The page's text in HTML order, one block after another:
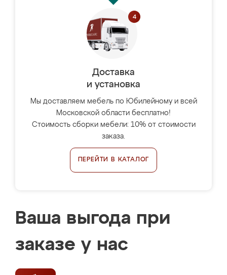
Доставка
и установка
Мы доставляем мебель по Юбилейному и всей
Московской области бесплатно!
Стоимость сборки мебели: 10% от стоимости
заказа.
ПЕРЕЙТИ В КАТАЛОГ
Ваша выгода при
заказе у нас